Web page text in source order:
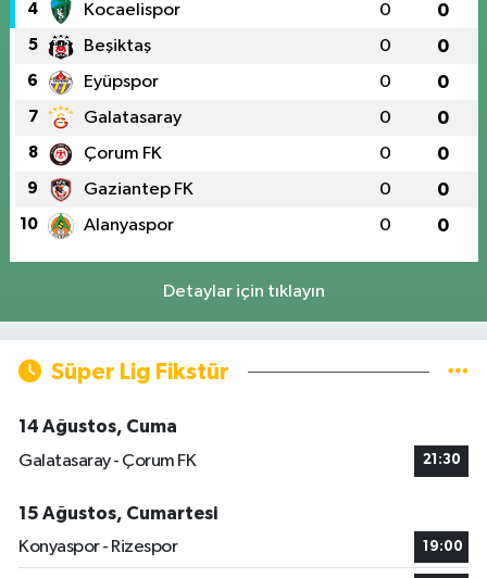
4 Kocaelispor 0 0
5 Beşiktaş 0 0
6 Eyüpspor 0 0
7 Galatasaray 0 0
8 Çorum FK 0 0
9 Gaziantep FK 0 0
10 Alanyaspor 0 0
Detaylar için tıklayın
Süper Lig Fikstür
14 Ağustos, Cuma
Galatasaray - Çorum FK
21:30
15 Ağustos, Cumartesi
Konyaspor - Rizespor
19:00